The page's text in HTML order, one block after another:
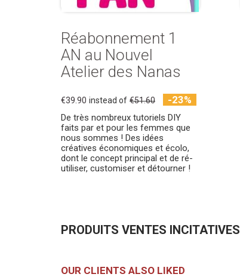
Réabonnement 1
AN au Nouvel
Atelier des Nanas
€39.90 instead of €51.60 -23%
De très nombreux tutoriels DIY
faits par et pour les femmes que
nous sommes ! Des idées
créatives économiques et écolo,
dont le concept principal et de ré-
utiliser, customiser et détourner !
PRODUITS VENTES INCITATIVES
OUR CLIENTS ALSO LIKED